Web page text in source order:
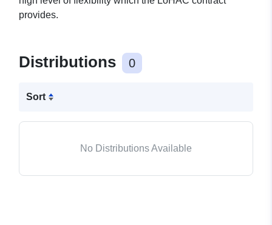
provides.
Distributions 0
Sort
No Distributions Available